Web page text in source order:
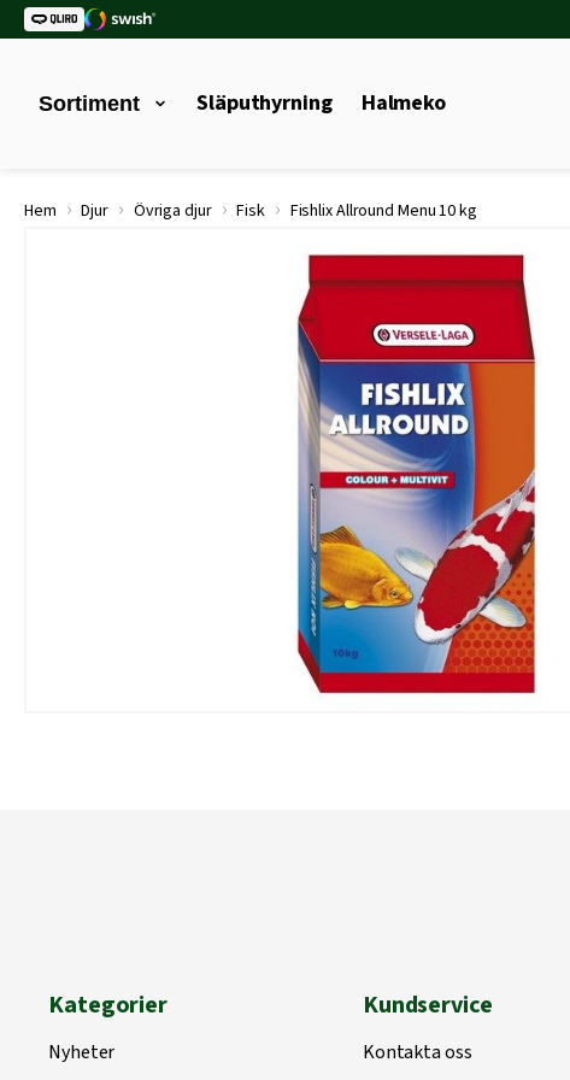
Sortiment Släputhyrning Halmeko
Hem › Djur › Övriga djur › Fisk › Fishlix Allround Menu 10 kg
Kategorier
Nyheter
Kundservice
Kontakta oss